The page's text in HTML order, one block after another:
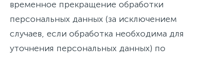
временное прекращение обработки
персональных данных (за исключением
случаев, если обработка необходима для
уточнения персональных данных) по